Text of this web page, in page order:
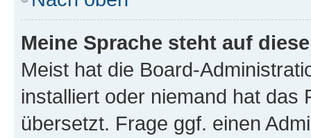
Meine Sprache steht auf
Meist hat die Board-
installiert oder niemand hat das
übersetzt. Frage ggf. einen